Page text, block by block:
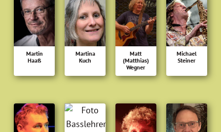
Martin
Haaß
Martina
Kuch
Matt
(Matthias)
Wegner
Michael
Steiner